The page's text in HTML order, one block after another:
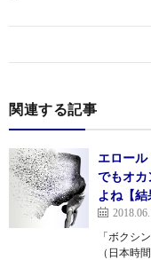
関連する記事
エロー
でもオカ
よね【結
「ボクシ
（日本時